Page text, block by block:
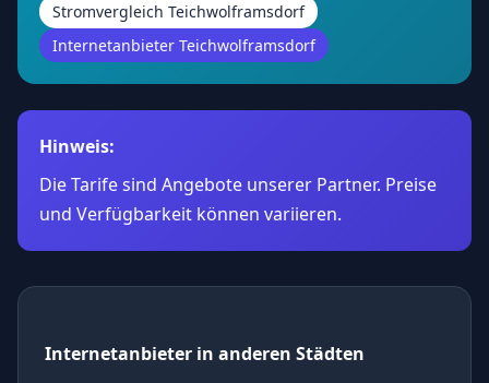
Stromvergleich Teichwolframsdorf
Internetanbieter Teichwolframsdorf
Hinweis:
Die Tarife sind Angebote unserer Partner. Preise
und Verfügbarkeit können variieren.
Internetanbieter in anderen Städten